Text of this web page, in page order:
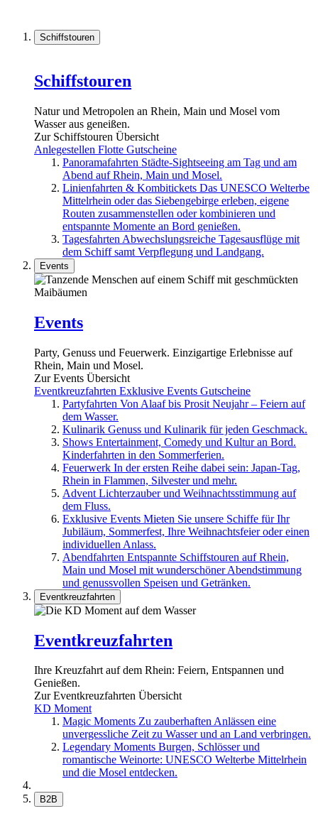
Schiffstouren
Schiffstouren
Natur und Metropolen an Rhein, Main und Mosel vom
Wasser aus geneißen.
Zur Schiffstouren Übersicht
Anlegestellen Flotte Gutscheine
Panoramafahrten Städte-Sightseeing am Tag und am
Abend auf Rhein, Main und Mosel.
Linienfahrten & Kombitickets Das UNESCO Welterbe
Mittelrhein oder das Siebengebirge erleben, eigene
Routen zusammenstellen oder kombinieren und
entspannte Momente an Bord genießen.
Tagesfahrten Abwechslungsreiche Tagesausflüge mit
dem Schiff samt Verpflegung und Landgang.
Events
Events
Party, Genuss und Feuerwerk. Einzigartige Erlebnisse auf
Rhein, Main und Mosel.
Zur Events Übersicht
Eventkreuzfahrten Exklusive Events Gutscheine
Partyfahrten Von Alaaf bis Prosit Neujahr – Feiern auf
dem Wasser.
Kulinarik Genuss und Kulinarik für jeden Geschmack.
Shows Entertainment, Comedy und Kultur an Bord.
Kinderfahrten in den Sommerferien.
Feuerwerk In der ersten Reihe dabei sein: Japan-Tag,
Rhein in Flammen, Silvester und mehr.
Advent Lichterzauber und Weihnachtsstimmung auf
dem Fluss.
Exklusive Events Mieten Sie unsere Schiffe für Ihr
Jubiläum, Sommerfest, Ihre Weihnachtsfeier oder einen
individuellen Anlass.
Abendfahrten Entspannte Schiffstouren auf Rhein,
Main und Mosel mit wunderschöner Abendstimmung
und genussvollen Speisen und Getränken.
Eventkreuzfahrten
Eventkreuzfahrten
Ihre Kreuzfahrt auf dem Rhein: Feiern, Entspannen und
Genießen.
Zur Eventkreuzfahrten Übersicht
KD Moment
Magic Moments Zu zauberhaften Anlässen eine
unvergessliche Zeit zu Wasser und an Land verbringen.
Legendary Moments Burgen, Schlösser und
romantische Weinorte: UNESCO Welterbe Mittelrhein
und die Mosel entdecken.
B2B